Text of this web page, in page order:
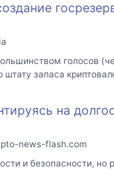
голосов
запаса
на
news-flash.com
и безопасности, но